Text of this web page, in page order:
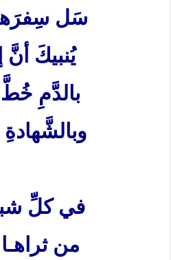
سَل
يُنبيكَ أنَّ
بالدَّمِ خُطَّ
في كلِّ
من